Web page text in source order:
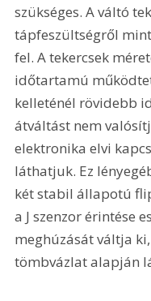
szükséges. A váltó
tápfeszültségről
fel. A tekercsek
időtartamú
kelleténél rövidebb
átváltást nem
elektronika elvi
láthatjuk. Ez
két stabil állapotú
a J szenzor érintése
meghúzását váltja
tömbvázlat alapján